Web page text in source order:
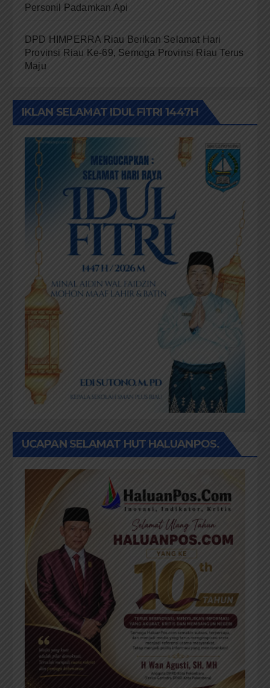
Personil Padamkan Api
DPD HIMPERRA Riau Berikan Selamat Hari
Provinsi Riau Ke-69, Semoga Provinsi Riau Terus
Maju
IKLAN SELAMAT IDUL FITRI 1447H
UCAPAN SELAMAT HUT HALUANPOS.